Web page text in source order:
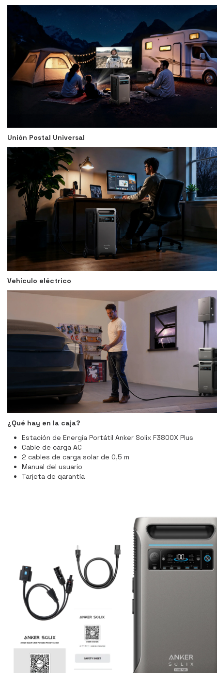
Unión Postal Universal
Vehículo eléctrico
¿Qué hay en la caja?
Estación de Energía Portátil Anker Solix F3800X Plus
Cable de carga AC
2 cables de carga solar de 0,5 m
Manual del usuario
Tarjeta de garantía